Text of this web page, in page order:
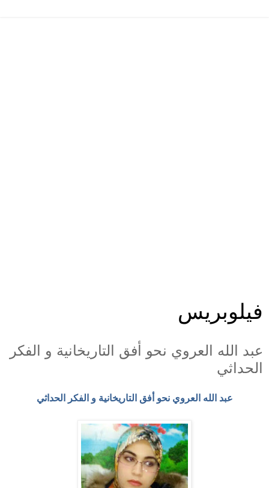
فيلوبريس
عبد الله العروي نحو أفق التاريخانية و الفكر
الحداثي
عبد الله العروي نحو أفق التاريخانية و الفكر الحداثي